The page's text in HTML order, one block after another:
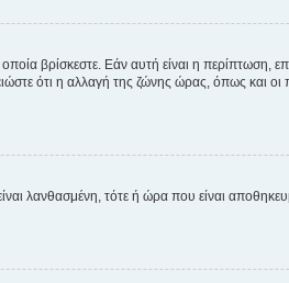
βρίσκεστε. Εάν αυτή είναι η περίπτωση,
ότι η αλλαγή της ζώνης ώρας, όπως και
λανθασμένη, τότε ή ώρα που είναι